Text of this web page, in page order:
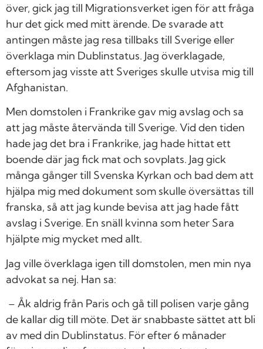
över, gick jag till Migrationsverket igen för att fråga
hur det gick med mitt ärende. De svarade att
antingen måste jag resa tillbaks till Sverige eller
överklaga min Dublinstatus. Jag överklagade,
eftersom jag visste att Sveriges skulle utvisa mig till
Afghanistan.
Men domstolen i Frankrike gav mig avslag och sa
att jag måste återvända till Sverige. Vid den tiden
hade jag det bra i Frankrike, jag hade hittat ett
boende där jag fick mat och sovplats. Jag gick
många gånger till Svenska Kyrkan och bad dem att
hjälpa mig med dokument som skulle översättas till
franska, så att jag kunde bevisa att jag hade fått
avslag i Sverige. En snäll kvinna som heter Sara
hjälpte mig mycket med allt.
Jag ville överklaga igen till domstolen, men min nya
advokat sa nej. Han sa:
– Åk aldrig från Paris och gå till polisen varje gång
de kallar dig till möte. Det är snabbaste sättet att bli
av med din Dublinstatus. För efter 6 månader